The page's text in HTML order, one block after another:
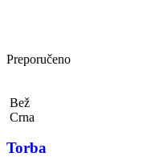
Preporučeno
Bež
Crna
Torba